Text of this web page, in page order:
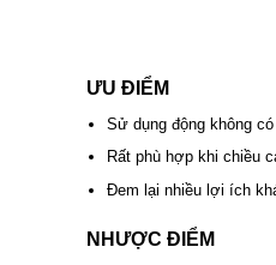
ƯU ĐIỂM
Sử dụng động không
Rất phù hợp khi chiều
Đem lại nhiều lợi ích
NHƯỢC ĐIỂM